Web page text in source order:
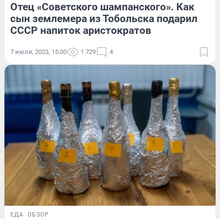
Отец «Советского шампанского». Как
сын землемера из Тобольска подарил
СССР напиток аристократов
7 июля, 2023, 15:00 1 729 4
ЕДА ОБЗОР